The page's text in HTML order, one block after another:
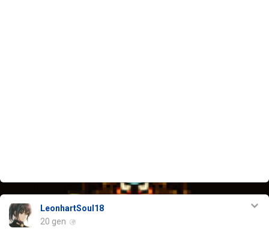
LeonhartSoul18
20 gen